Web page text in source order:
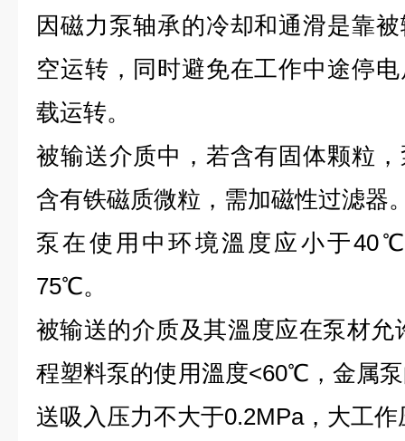
因磁力泵轴承的冷却和通滑是靠
空运转，同时避免在工作中途停
载运转。
被输送介质中，若含有固体颗粒
含有铁磁质微粒，需加磁性过滤器
泵在使用中环境溫度应小于
75℃。
被输送的介质及其溫度应在泵材
程塑料泵的使用溫度<60℃，金属
送吸入压力不大于0.2MPa，大工